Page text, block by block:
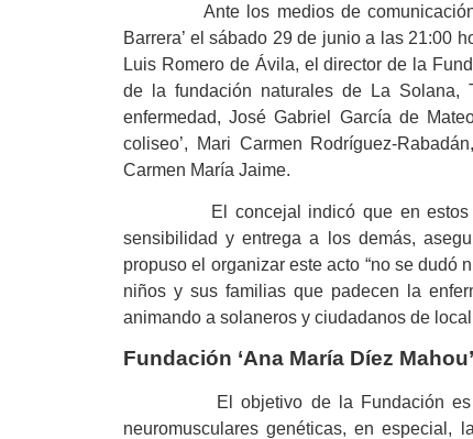
Ante los medios de comunicación se
Barrera’ el sábado 29 de junio a las 21:00
Luis Romero de Ávila, el director de la
de la fundación naturales de La
enfermedad, José Gabriel García de
coliseo’, Mari Carmen Rodríguez-
Carmen María Jaime.
El concejal indicó que en estos
sensibilidad y entrega a los demás,
propuso el organizar este acto “no se dudó
niños y sus familias que padecen la
animando a solaneros y ciudadanos de
Fundación ‘Ana María Díez Mahou’
El objetivo de la Fundación es
neuromusculares genéticas, en